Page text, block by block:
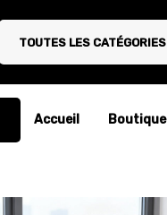
TOUTES LES CATÉGORIES
Accueil Boutique